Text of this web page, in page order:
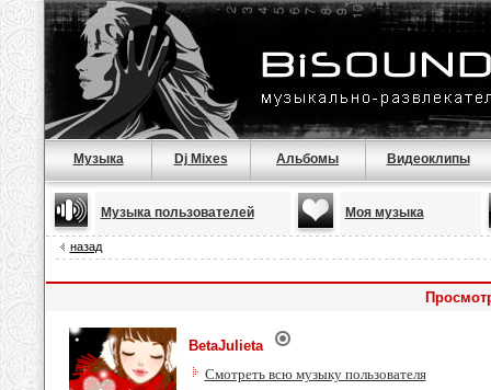
Музыка Dj Mixes Альбомы Видеоклипы
Музыка пользователей Моя музыка
назад
BetaJulieta
Смотреть всю музыку пользователя